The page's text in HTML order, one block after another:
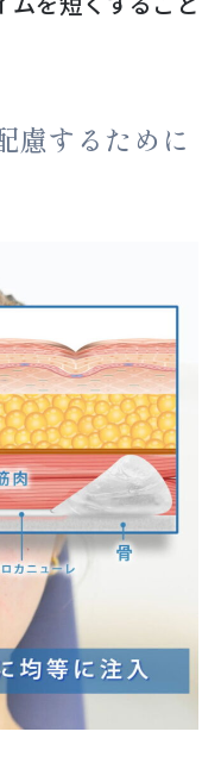
慮するために